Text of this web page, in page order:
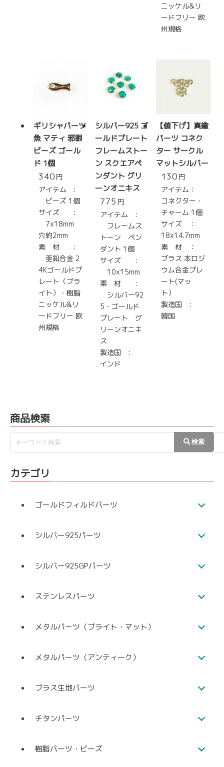
ニッケル&リ
ードフリー 欧
州規格
ギリシャパーツ
魚 マティ 邪眼
ビーズ ゴール
ド 1個
340 円
アイテム :
ビーズ 1個
サイズ :
7x18mm
穴約2mm
素 材 :
亜鉛合金 2
4Kゴールドプ
レート（ブラ
イト）・樹脂
ニッケル&リ
ードフリー 欧
州規格
シルバー925 ゴ
ールドプレート
フレームストー
ン スクエアペ
ンダント グリ
ーンオニキス
775 円
アイテム :
フレームス
トーン ペン
ダント 1個
サイズ :
10x15mm
素 材 :
シルバー92
5・ゴールド
プレート グ
リーンオニキ
ス
製造国 :
インド
【値下げ】真鍮
パーツ コネク
ター サークル
マットシルバー
130 円
アイテム：
コネクター・
チャーム 1個
サイズ ：
18x14.7mm
素 材 ：
ブラス 本ロジ
ウム合金プレ
ート(マッ
ト）
製造国 :
韓国
商品検索
カテゴリ
ゴールドフィルドパーツ
シルバー925パーツ
シルバー925GPパーツ
ステンレスパーツ
メタルパーツ（ブライト・マット）
メタルパーツ（アンティーク）
ブラス生地パーツ
チタンパーツ
樹脂パーツ・ビーズ